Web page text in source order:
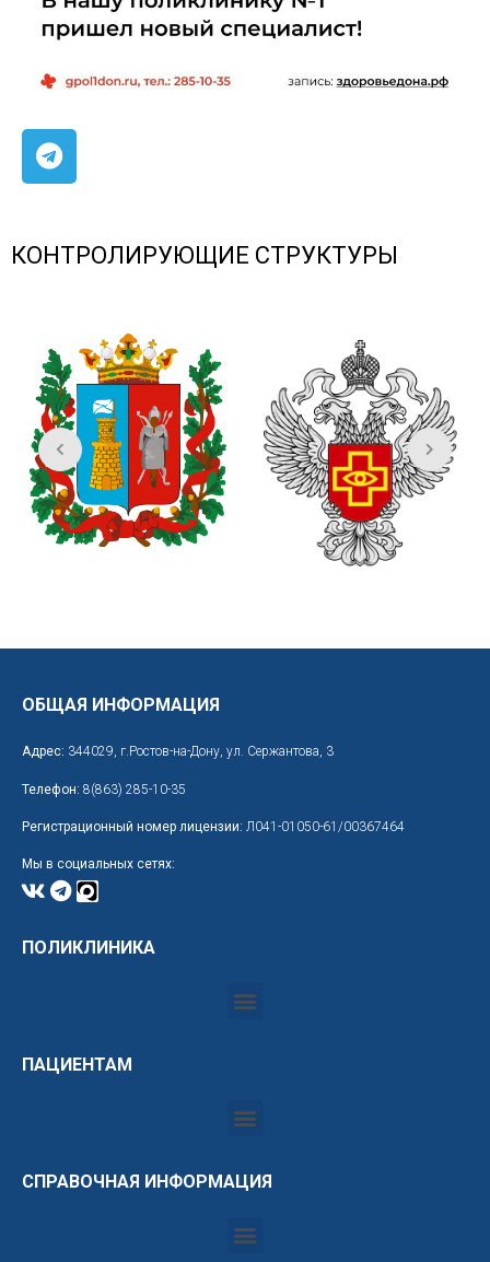
КОНТРОЛИРУЮЩИЕ СТРУКТУРЫ
ОБЩАЯ ИНФОРМАЦИЯ
Адрес: 344029, г.Ростов-на-Дону, ул. Сержантова, 3
Телефон: 8(863) 285-10-35
Регистрационный номер лицензии: Л041-01050-61/00367464
Мы в социальных сетях:
ПОЛИКЛИНИКА
ПАЦИЕНТАМ
СПРАВОЧНАЯ ИНФОРМАЦИЯ